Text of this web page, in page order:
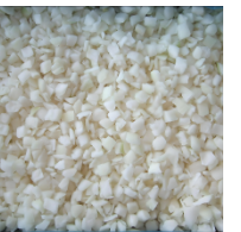
Konkurrues për Eksport